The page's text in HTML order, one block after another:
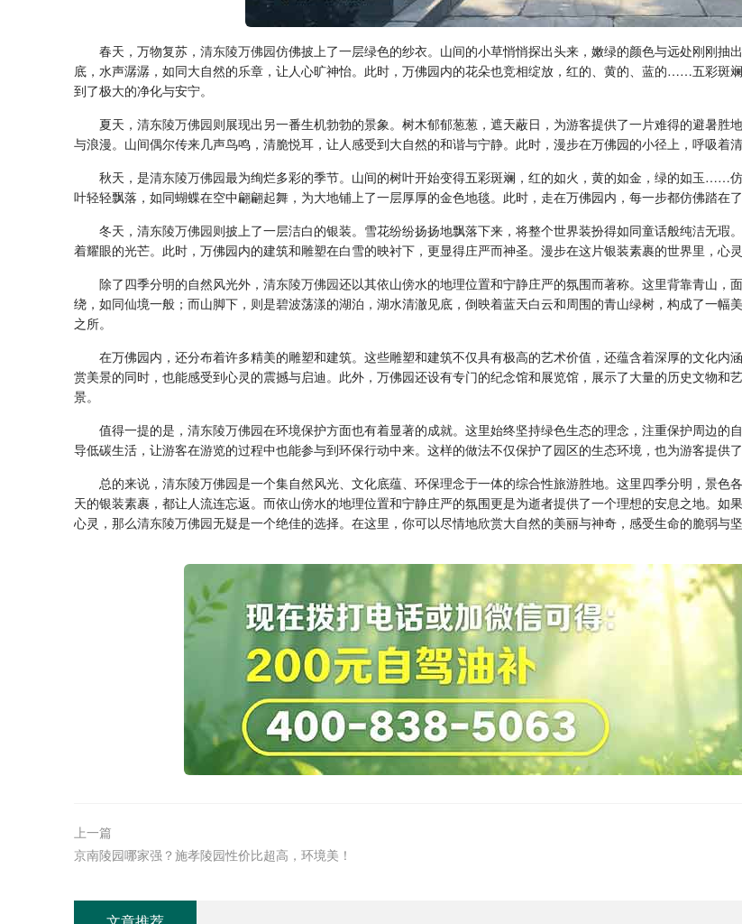
春天，万物复苏， 清东陵万佛园仿佛披上了一层绿色的纱衣。山间的小草悄悄探出头来，嫩绿的颜色与远处刚刚
底，水声潺潺，如同大自然的乐章，让人心旷神怡。此时，万佛园内的花朵也竞相绽放，红的、黄的、蓝的……五彩斑
到了极大的净化与安宁。
夏天， 清东陵万佛园则展现出另一番生机勃勃的景象。树木郁郁葱葱，遮天蔽日，为游客提供了一片难得的避暑
与浪漫。山间偶尔传来几声鸟鸣，清脆悦耳，让人感受到大自然的和谐与宁静。此时，漫步在万佛园的小径上，呼吸着
秋天，是清东陵万佛园最为绚烂多彩的季节。山间的树叶开始变得五彩斑斓，红的如火，黄的如金，绿的如玉……
叶轻轻飘落，如同蝴蝶在空中翩翩起舞，为大地铺上了一层厚厚的金色地毯。此时，走在万佛园内，每一步都仿佛踏在
冬天， 清东陵万佛园则披上了一层洁白的银装。雪花纷纷扬扬地飘落下来，将整个世界装扮得如同童话般纯洁无
着耀眼的光芒。此时，万佛园内的建筑和雕塑在白雪的映衬下，更显得庄严而神圣。漫步在这片银装素裹的世界里，心
除了四季分明的自然风光外， 清东陵万佛园还以其依山傍水的地理位置和宁静庄严的氛围而著称。这里背靠青山
绕，如同仙境一般；而山脚下，则是碧波荡漾的湖泊，湖水清澈见底，倒映着蓝天白云和周围的青山绿树，构成了一幅
之所。
在万佛园内，还分布着许多精美的雕塑和建筑。这些雕塑和建筑不仅具有极高的艺术价值，还蕴含着深厚的文化
赏美景的同时，也能感受到心灵的震撼与启迪。此外，万佛园还设有专门的纪念馆和展览馆，展示了大量的历史文物
景。
值得一提的是， 清东陵万佛园在环境保护方面也有着显著的成就。这里始终坚持绿色生态的理念，注重保护周边
导低碳生活，让游客在游览的过程中也能参与到环保行动中来。这样的做法不仅保护了园区的生态环境，也为游客提供
总的来说， 清东陵万佛园是一个集自然风光、文化底蕴、环保理念于一体的综合性旅游胜地。这里四季分明，景
天的银装素裹，都让人流连忘返。而依山傍水的地理位置和宁静庄严的氛围更是为逝者提供了一个理想的安息之地。
心灵，那么清东陵万佛园无疑是一个绝佳的选择。在这里，你可以尽情地欣赏大自然的美丽与神奇，感受生命的脆弱与
上一篇
京南陵园哪家强？施孝陵园性价比超高，环境美！